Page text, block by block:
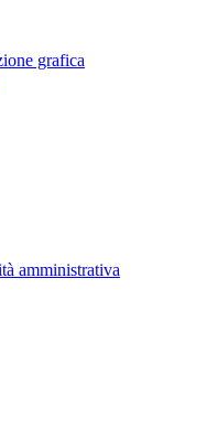
grafica
amministrativa